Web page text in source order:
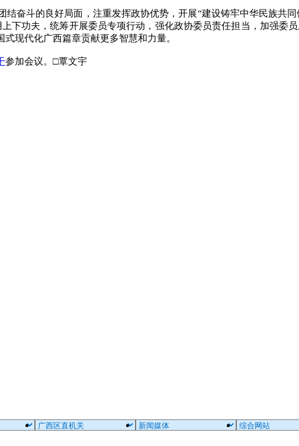
斗的良好局面，注重发挥政协优势，开展“建设铸牢中华民族共同
下功夫，统筹开展委员专项行动，强化政协委员责任担当，加强委
现代化广西篇章贡献更多智慧和力量。
参加会议。□覃文宇